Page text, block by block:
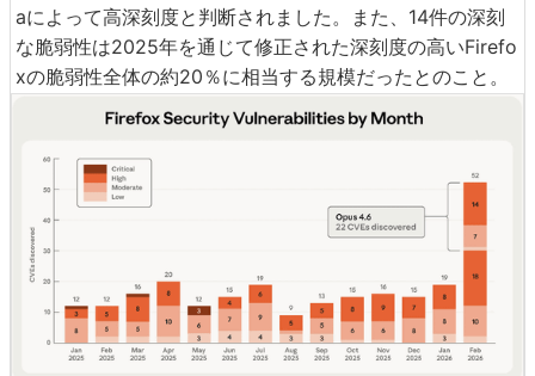
aによって高深刻度と判断されました。また、14件の深刻
な脆弱性は2025年を通じて修正された深刻度の高いFirefo
xの脆弱性全体の約20％に相当する規模だったとのこと。